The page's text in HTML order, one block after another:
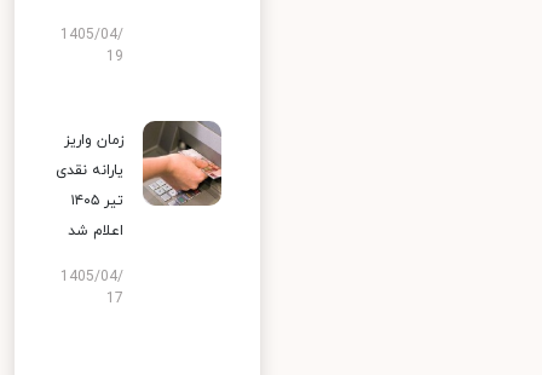
1405/04/
19
زمان واریز
یارانه نقدی
تیر ۱۴۰۵
اعلام شد
1405/04/
17